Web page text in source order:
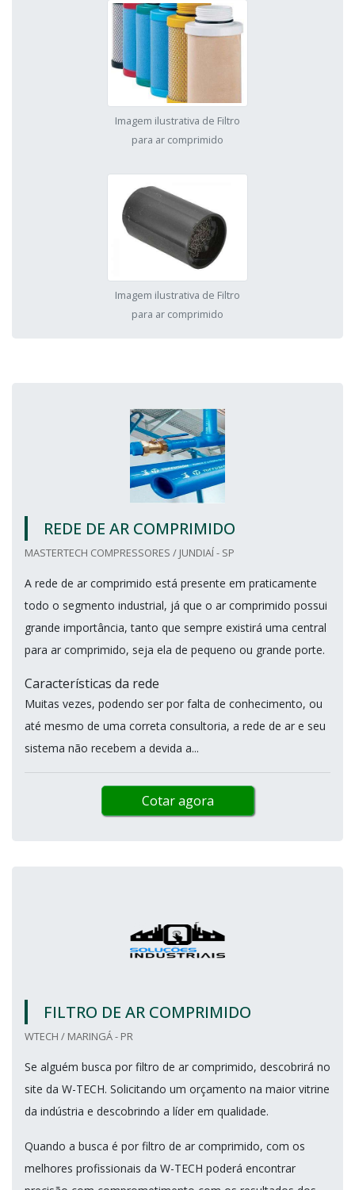
Imagem ilustrativa de Filtro
para ar comprimido
Imagem ilustrativa de Filtro
para ar comprimido
REDE DE AR COMPRIMIDO
MASTERTECH COMPRESSORES / JUNDIAÍ - SP
A rede de ar comprimido está presente em praticamente
todo o segmento industrial, já que o ar comprimido possui
grande importância, tanto que sempre existirá uma central
para ar comprimido, seja ela de pequeno ou grande porte.
Características da rede
Muitas vezes, podendo ser por falta de conhecimento, ou
até mesmo de uma correta consultoria, a rede de ar e seu
sistema não recebem a devida a...
Cotar agora
FILTRO DE AR COMPRIMIDO
WTECH / MARINGÁ - PR
Se alguém busca por filtro de ar comprimido, descobrirá no
site da W-TECH. Solicitando um orçamento na maior vitrine
da indústria e descobrindo a líder em qualidade.
Quando a busca é por filtro de ar comprimido, com os
melhores profissionais da W-TECH poderá encontrar